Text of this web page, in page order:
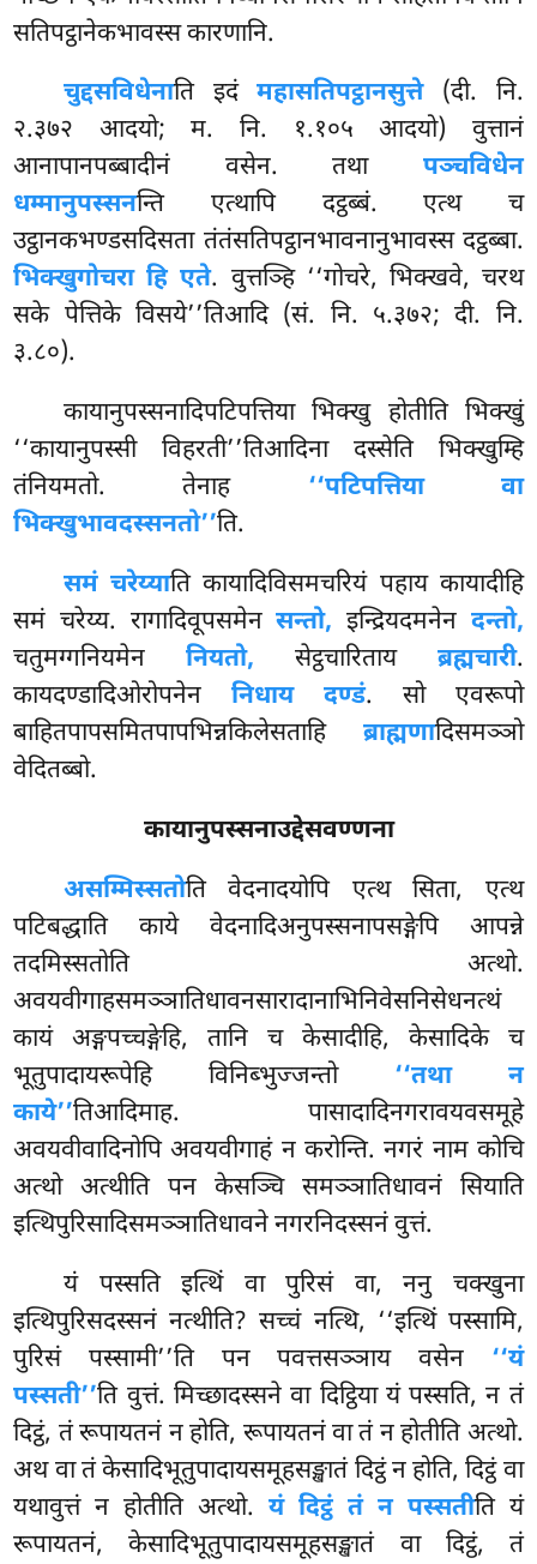
सतिपट्ठानेकभावस्स कारणानि.
चुद्दसविधेनाति इदंमहासतिपट्ठानसुत्ते(दी. नि.
२.३७२ आदयो; म. नि. १.१०५ आदयो) वुत्तानं
आनापानपब्बादीनं वसेन. तथा पञ्चविधेन
धम्मानुपस्सनन्ति एत्थापि दट्ठब्बं. एत्थ च
उट्ठानकभण्डसदिसता तंतंसतिपट्ठानभावनानुभावस्स दट्ठब्बा.
भिक्खुगोचरा हि एते. वुत्तञ्हि ‘‘गोचरे, भिक्खवे, चरथ
सके पेत्तिके विसये’’तिआदि (सं. नि. ५.३७२; दी. नि.
३.८०).
कायानुपस्सनादिपटिपत्तिया भिक्खु होतीति भिक्खुं
‘‘कायानुपस्सी विहरती’’तिआदिना दस्सेति भिक्खुम्हि
तंनियमतो. तेनाह ‘‘पटिपत्तिया वा
भिक्खुभावदस्सनतो’’ति.
समं चरेय्याति कायादिविसमचरियं पहाय कायादीहि
समं चरेय्य. रागादिवूपसमेनसन्तो, इन्द्रियदमनेन दन्तो,
चतुमग्गनियमेननियतो, सेट्ठचारिताय ब्रह्मचारी.
कायदण्डादिओरोपनेननिधाय दण्डं. सो एवरूपो
बाहितपापसमितपापभिन्नकिलेसताहि ब्राह्मणादिसमञ्ञो
वेदितब्बो.
कायानुपस्सनाउद्देसवण्णना
असम्मिस्सतोति वेदनादयोपि एत्थ सिता, एत्थ
पटिबद्धाति काये वेदनादिअनुपस्सनापसङ्गेपि आपन्ने
तदमिस्सतोति अत्थो.
अवयवीगाहसमञ्ञातिधावनसारादानाभिनिवेसनिसेधनत्थं
कायं अङ्गपच्चङ्गेहि, तानि च केसादीहि, केसादिके च
भूतुपादायरूपेहिविनिब्भुज्जन्तो ‘‘तथा न
काये’’तिआदिमाह. पासादादिनगरावयवसमूहे
अवयवीवादिनोपि अवयवीगाहं न करोन्ति. नगरं नाम कोचि
अत्थो अत्थीति पन केसञ्चि समञ्ञातिधावनं सियाति
इत्थिपुरिसादिसमञ्ञातिधावने नगरनिदस्सनं वुत्तं.
यं पस्सति इत्थिं वा पुरिसं वा, ननु चक्खुना
इत्थिपुरिसदस्सनं नत्थीति? सच्चं नत्थि, ‘‘इत्थिं पस्सामि,
पुरिसं पस्सामी’’ति पन पवत्तसञ्ञाय वसेन ‘‘यं
पस्सती’’ति वुत्तं. मिच्छादस्सने वा दिट्ठिया यं पस्सति, न तं
दिट्ठं, तं रूपायतनं न होति, रूपायतनं वा तं न होतीति अत्थो.
अथ वा तं केसादिभूतुपादायसमूहसङ्खातं दिट्ठं न होति, दिट्ठं वा
यथावुत्तं न होतीति अत्थो.यं दिट्ठं तं न पस्सतीति यं
रूपायतनं, केसादिभूतुपादायसमूहसङ्खातं वा दिट्ठं, तं